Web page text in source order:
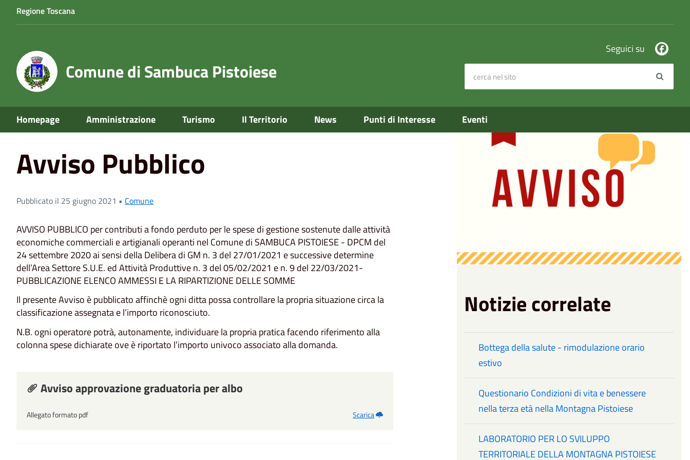
Regione Toscana
Comune di Sambuca Pistoiese
Seguici su
Homepage Amministrazione Turismo Il Territorio News Punti di Interesse Eventi
Home News Avviso Pubblico
Avviso Pubblico
Pubblicato il 25 giugno 2021 • Comune
AVVISO PUBBLICO per contributi a fondo perduto per le spese di gestione sostenute dalle attività
economiche commerciali e artigianali operanti nel Comune di SAMBUCA PISTOIESE - DPCM del
24 settembre 2020 ai sensi della Delibera di GM n. 3 del 27/01/2021 e successive determine
dell’Area Settore S.U.E. ed Attività Produttive n. 3 del 05/02/2021 e n. 9 del 22/03/2021-
PUBBLICAZIONE ELENCO AMMESSI E LA RIPARTIZIONE DELLE SOMME
Il presente Avviso è pubblicato affinchè ogni ditta possa controllare la propria situazione circa la
classificazione assegnata e l’importo riconosciuto.
N.B. ogni operatore potrà, autonamente, individuare la propria pratica facendo riferimento alla
colonna spese dichiarate ove è riportato l’importo univoco associato alla domanda.
Avviso approvazione graduatoria per albo
Allegato formato pdf Scarica
Notizie correlate
Bottega della salute - rimodulazione orario
estivo
Questionario Condizioni di vita e benessere
nella terza età nella Montagna Pistoiese
LABORATORIO PER LO SVILUPPO
TERRITORIALE DELLA MONTAGNA PISTOIESE